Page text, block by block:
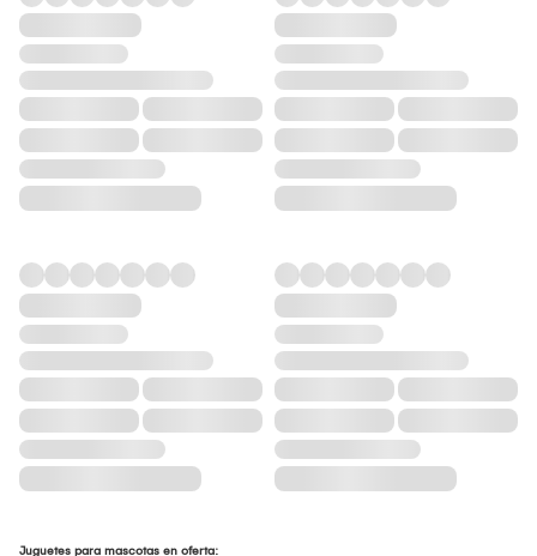
Juguetes para mascotas en oferta: